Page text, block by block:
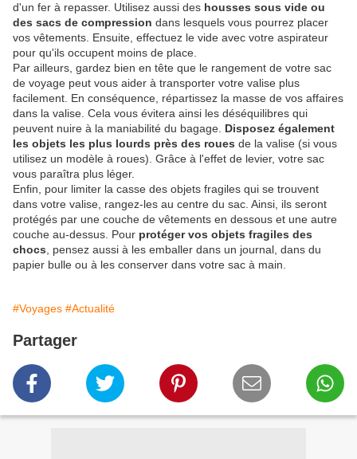
d'un fer à repasser. Utilisez aussi des housses sous vide ou
des sacs de compression dans lesquels vous pourrez placer
vos vêtements. Ensuite, effectuez le vide avec votre aspirateur
pour qu'ils occupent moins de place.
Par ailleurs, gardez bien en tête que le rangement de votre sac
de voyage peut vous aider à transporter votre valise plus
facilement. En conséquence, répartissez la masse de vos affaires
dans la valise. Cela vous évitera ainsi les déséquilibres qui
peuvent nuire à la maniabilité du bagage. Disposez également
les objets les plus lourds près des roues de la valise (si vous
utilisez un modèle à roues). Grâce à l'effet de levier, votre sac
vous paraîtra plus léger.
Enfin, pour limiter la casse des objets fragiles qui se trouvent
dans votre valise, rangez-les au centre du sac. Ainsi, ils seront
protégés par une couche de vêtements en dessous et une autre
couche au-dessus. Pour protéger vos objets fragiles des
chocs , pensez aussi à les emballer dans un journal, dans du
papier bulle ou à les conserver dans votre sac à main.
#Voyages #Actualité
Partager